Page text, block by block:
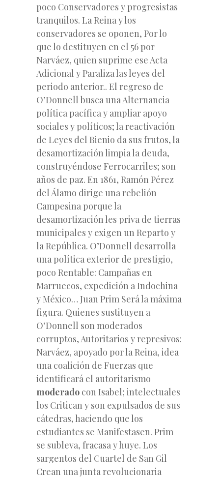
poco Conservadores y progresistas
tranquilos. La Reina y los
conservadores se oponen, Por lo
que lo destituyen en el 56 por
Narváez, quien suprime ese Acta
Adicional y Paraliza las leyes del
periodo anterior.. El regreso de
O’Donnell busca una Alternancia
política pacífica y ampliar apoyo
sociales y políticos; la reactivación
de Leyes del Bienio da sus frutos, la
desamortización limpia la deuda,
construyéndose Ferrocarriles; son
años de paz. En 1861, Ramón Pérez
del Álamo dirige una rebelión
Campesina porque la
desamortización les priva de tierras
municipales y exigen un Reparto y
la República. O’Donnell desarrolla
una política exterior de prestigio,
poco Rentable: Campañas en
Marruecos, expedición a Indochina
y México… Juan Prim Será la máxima
figura. Quienes sustituyen a
O’Donnell son moderados
corruptos, Autoritarios y represivos:
Narváez, apoyado por la Reina, idea
una coalición de Fuerzas que
identificará el autoritarismo
moderado con Isabel; intelectuales
los Critican y son expulsados de sus
cátedras, haciendo que los
estudiantes se Manifestasen. Prim
se subleva, fracasa y huye. Los
sargentos del Cuartel de San Gil
Crean una junta revolucionaria